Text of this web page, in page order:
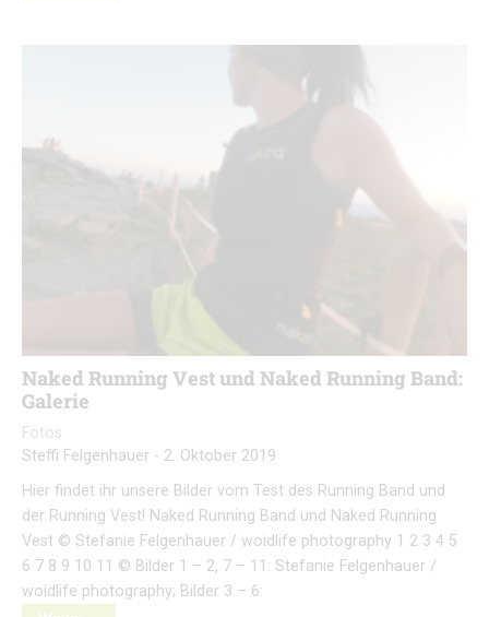
Naked Running Vest und Naked Running Band:
Galerie
Fotos
Steffi Felgenhauer - 2. Oktober 2019
Hier findet ihr unsere Bilder vom Test des Running Band und
der Running Vest! Naked Running Band und Naked Running
Vest © Stefanie Felgenhauer / woidlife photography 1 2 3 4 5
6 7 8 9 10 11 © Bilder 1 – 2, 7 – 11: Stefanie Felgenhauer /
woidlife photography; Bilder 3 – 6: